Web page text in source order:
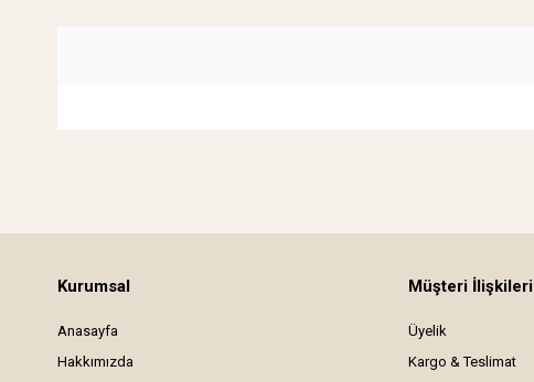
Kurumsal
Anasayfa
Hakkımızda
Müşteri İlişkileri
Üyelik
Kargo & Teslimat